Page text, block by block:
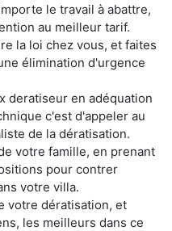
le travail à abattre,
au meilleur tarif.
la loi chez vous, et faites
élimination d'urgence
deratiseur en adéquation
c'est d'appeler au
de la dératisation.
votre famille, en prenant
pour contrer
votre villa.
votre dératisation, et
les meilleurs dans ce